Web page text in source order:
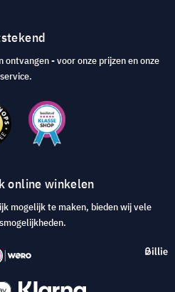
- voor onze prijzen en onze
service.
online winkelen
mogelijk te maken, bieden wij vele